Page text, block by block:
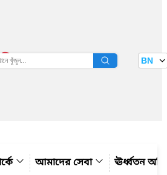
তথ্য বাতায়ন BN
আমাদের সেবা ঊর্ধ্বতন